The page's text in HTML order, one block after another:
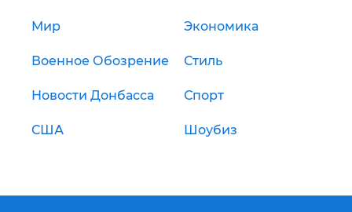
Мир Экономика
Военное Обозрение Стиль
Новости Донбасса Спорт
США Шоубиз